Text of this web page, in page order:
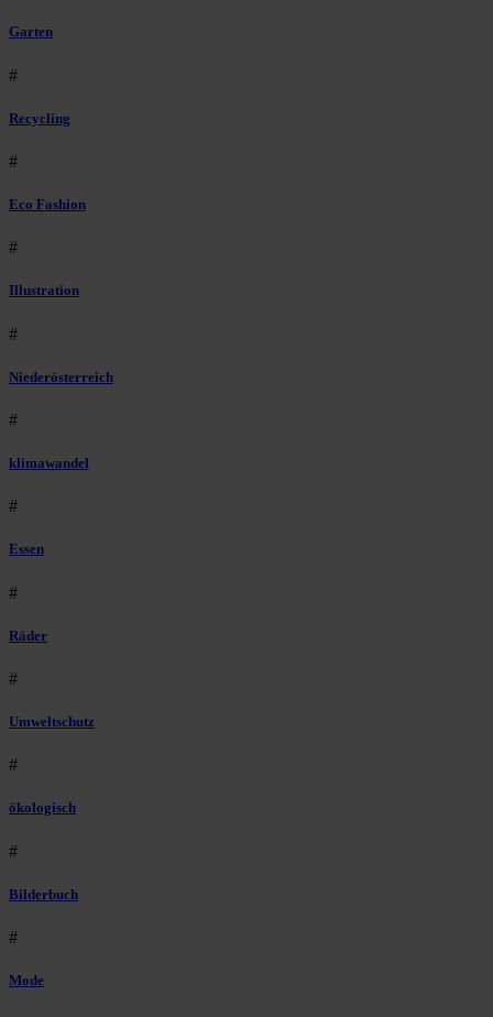
Garten
#
Recycling
#
Eco Fashion
#
Illustration
#
Niederösterreich
#
klimawandel
#
Essen
#
Räder
#
Umweltschutz
#
ökologisch
#
Bilderbuch
#
Mode